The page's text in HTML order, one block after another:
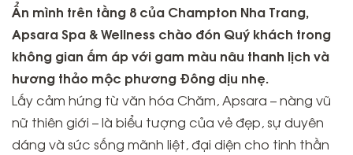
Ẩn mình trên tầng 8 của Champton Nha Trang,
Apsara Spa & Wellness chào đón Quý khách trong
không gian ấm áp với gam màu nâu thanh lịch và
hương thảo mộc phương Đông dịu nhẹ.
Lấy cảm hứng từ văn hóa Chăm, Apsara – nàng vũ
nữ thiên giới – là biểu tượng của vẻ đẹp, sự duyên
dáng và sức sống mãnh liệt, đại diện cho tinh thần